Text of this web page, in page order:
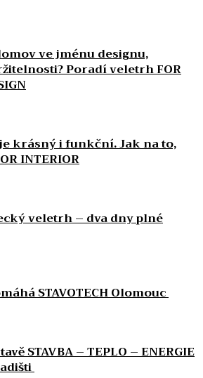
ve jménu designu,
Poradí veletrh FOR
krásný i funkční. Jak na to,
INTERIOR
veletrh – dva dny plné
STAVOTECH Olomouc
STAVBA – TEPLO – ENERGIE